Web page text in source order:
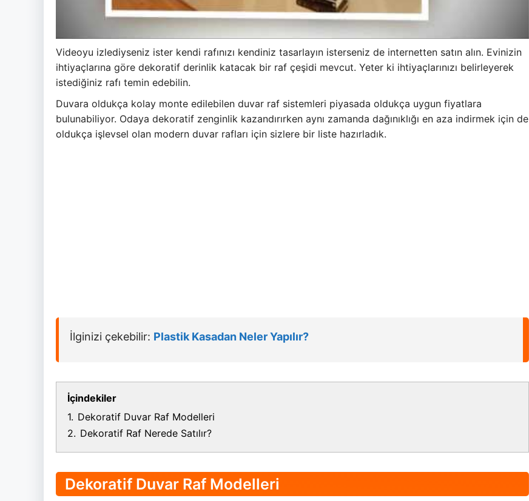
Videoyu izlediyseniz ister kendi rafınızı kendiniz tasarlayın isterseniz de internetten satın alın. Evinizin
ihtiyaçlarına göre dekoratif derinlik katacak bir raf çeşidi mevcut. Yeter ki ihtiyaçlarınızı belirleyerek
istediğiniz rafı temin edebilin.
Duvara oldukça kolay monte edilebilen duvar raf sistemleri piyasada oldukça uygun fiyatlara
bulunabiliyor. Odaya dekoratif zenginlik kazandırırken aynı zamanda dağınıklığı en aza indirmek için de
oldukça işlevsel olan modern duvar rafları için sizlere bir liste hazırladık.
İlginizi çekebilir: Plastik Kasadan Neler Yapılır?
İçindekiler
1. Dekoratif Duvar Raf Modelleri
2. Dekoratif Raf Nerede Satılır?
Dekoratif Duvar Raf Modelleri